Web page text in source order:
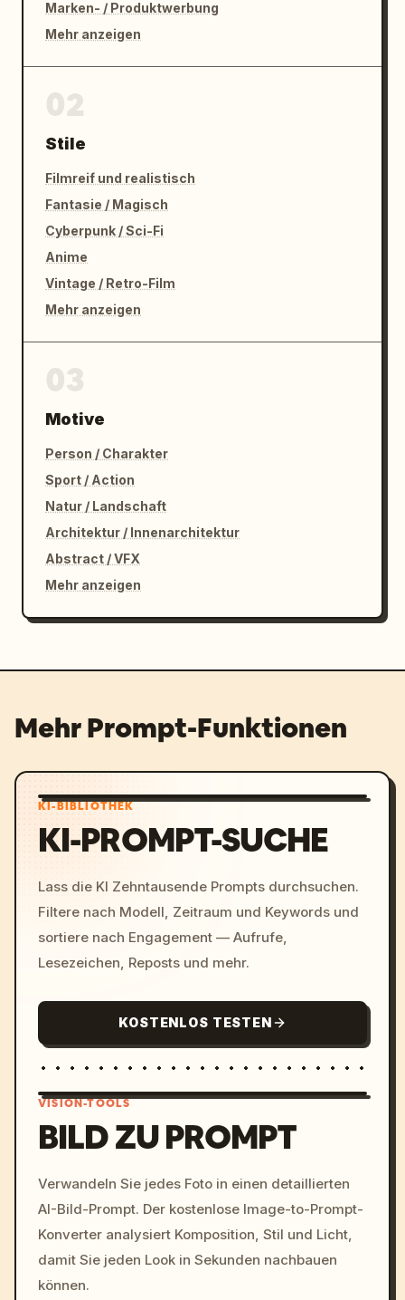
Marken- / Produktwerbung
Mehr anzeigen
Stile
Filmreif und realistisch
Fantasie / Magisch
Cyberpunk / Sci-Fi
Anime
Vintage / Retro-Film
Mehr anzeigen
Motive
Person / Charakter
Sport / Action
Natur / Landschaft
Architektur / Innenarchitektur
Abstract / VFX
Mehr anzeigen
Mehr Prompt-Funktionen
KI-BIBLIOTHEK
KI-PROMPT-SUCHE
Lass die KI Zehntausende Prompts durchsuchen.
Filtere nach Modell, Zeitraum und Keywords und
sortiere nach Engagement — Aufrufe,
Lesezeichen, Reposts und mehr.
KOSTENLOS TESTEN
c, cyberpunk sunset, neon
colors, 8k --v 6.0
VISION-TOOLS
BILD ZU PROMPT
Verwandeln Sie jedes Foto in einen detaillierten
AI-Bild-Prompt. Der kostenlose Image-to-Prompt-
Konverter analysiert Komposition, Stil und Licht,
damit Sie jeden Look in Sekunden nachbauen
können.